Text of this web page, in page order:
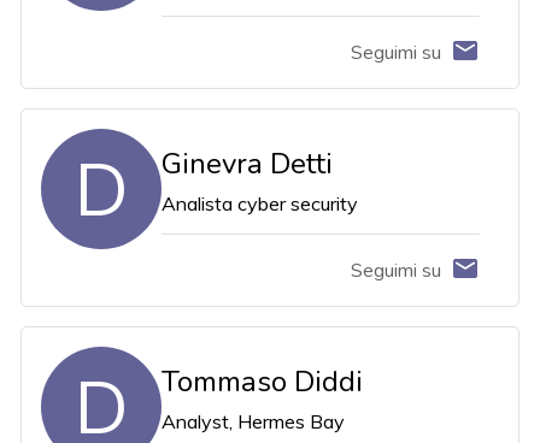
Seguimi su
D Ginevra Detti
Analista cyber security
Seguimi su
D Tommaso Diddi
Analyst, Hermes Bay